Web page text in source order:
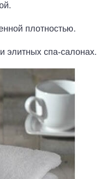
плотностью.
элитных спа-салонах.